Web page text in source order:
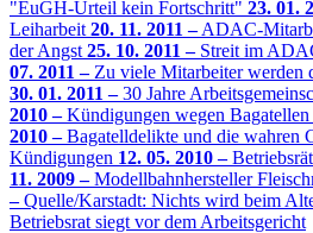
"EuGH-Urteil kein Fortschritt" 23. 01.
Leiharbeit 20. 11. 2011 –ADAC-
der Angst 25. 10. 2011 –Streit im
07. 2011 –Zu viele Mitarbeiter werden
30. 01. 2011 –30 Jahre
2010 –Kündigungen wegen
2010 –Bagatelldelikte und die wahren
Kündigungen 12. 05. 2010 –
11. 2009 –Modellbahnhersteller
–Quelle/Karstadt: Nichts wird beim
Betriebsrat siegt vor dem Arbeitsgericht